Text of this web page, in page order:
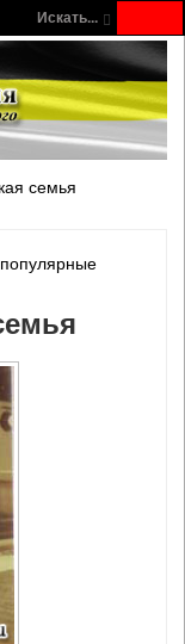
Искать...
семья